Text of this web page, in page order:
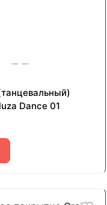
Dance 01